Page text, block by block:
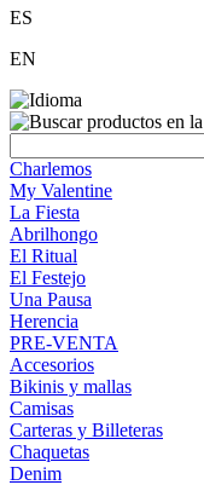
ES
EN
Charlemos
My Valentine
La Fiesta
Abrilhongo
El Ritual
El Festejo
Una Pausa
Herencia
PRE-VENTA
Accesorios
Bikinis y mallas
Camisas
Carteras y Billeteras
Chaquetas
Denim